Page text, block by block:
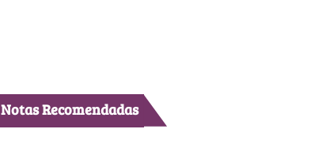
Notas Recomendadas